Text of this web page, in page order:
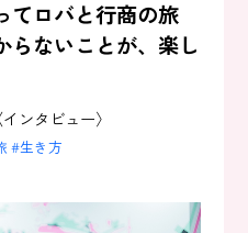
てロバと行商の旅
らないことが、楽し
ンタビュー〉
生き方